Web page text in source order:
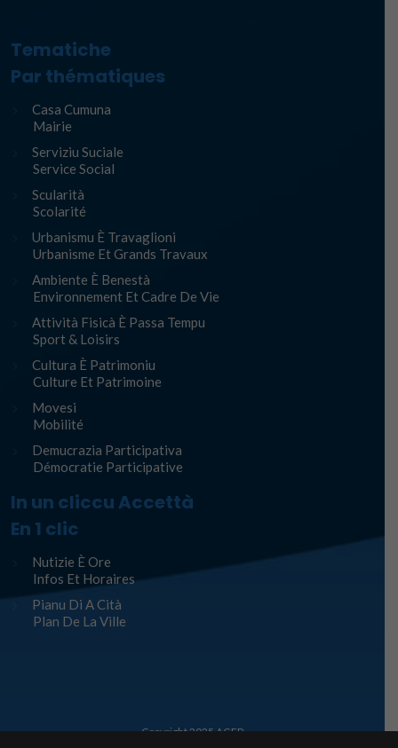
Tematiche
Par thématiques
Casa Cumuna
Mairie
Serviziu Suciale
Service Social
Scularità
Scolarité
Urbanismu È Travaglioni
Urbanisme Et Grands Travaux
Ambiente È Benestà
Environnement Et Cadre De Vie
Attività Fisicà È Passa Tempu
Sport & Loisirs
Cultura È Patrimoniu
Culture Et Patrimoine
Movesi
Mobilité
Demucrazia Participativa
Démocratie Participative
In un cliccu Accettà
En 1 clic
Nutizie È Ore
Infos Et Horaires
Pianu Di A Cità
Plan De La Ville
Copyright 2025AGEP